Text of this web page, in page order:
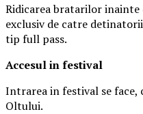
Ridicarea bratarilor inainte
exclusiv de catre
tip full pass.
Accesul in festival
Intrarea in festival se face,
Oltului.